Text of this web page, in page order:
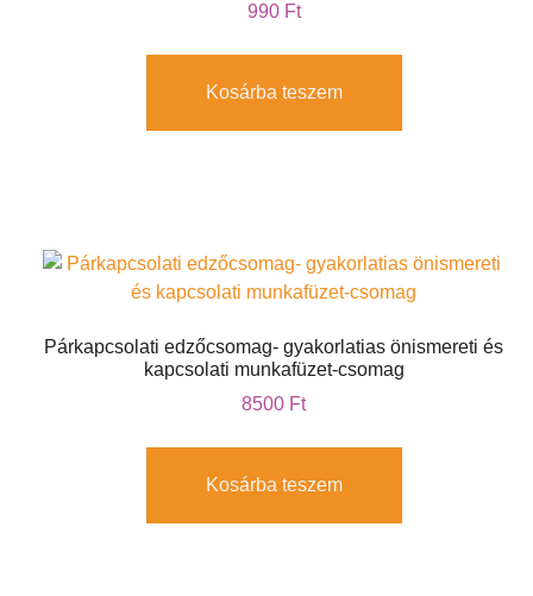
990 Ft
Kosárba teszem
Párkapcsolati edzőcsomag- gyakorlatias önismereti és
kapcsolati munkafüzet-csomag
8500 Ft
Kosárba teszem